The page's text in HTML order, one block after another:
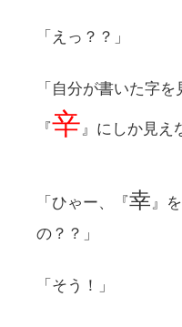
「えっ？？」
「自分が書いた字
『 辛』にしか見え
「ひゃー、『 幸』
の？？」
「そう！」